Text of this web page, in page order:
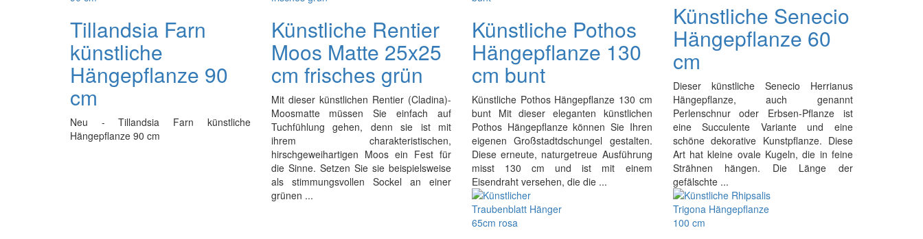
Tillandsia Farn
künstliche
Hängepflanze 90
cm
Neu - Tillandsia Farn künstliche
Hängepflanze 90 cm
Künstliche Rentier
Moos Matte 25x25
cm frisches grün
Mit dieser künstlichen Rentier (Cladina)-
Moosmatte müssen Sie einfach auf
Tuchfühlung gehen, denn sie ist mit
ihrem charakteristischen,
hirschgeweihartigen Moos ein Fest für
die Sinne. Setzen Sie sie beispielsweise
als stimmungsvollen Sockel an einer
grünen ...
Künstliche Pothos
Hängepflanze 130
cm bunt
Künstliche Pothos Hängepflanze 130 cm
bunt Mit dieser eleganten künstlichen
Pothos Hängepflanze können Sie Ihren
eigenen Großstadtdschungel gestalten.
Diese erneute, naturgetreue Ausführung
misst 130 cm und ist mit einem
Eisendraht versehen, die die ...
Künstliche Senecio
Hängepflanze 60
cm
Dieser künstliche Senecio Herrianus
Hängepflanze, auch genannt
Perlenschnur oder Erbsen-Pflanze ist
eine Succulente Variante und eine
schöne dekorative Kunstpflanze. Diese
Art hat kleine ovale Kugeln, die in feine
Strähnen hängen. Die Länge der
gefälschte ...